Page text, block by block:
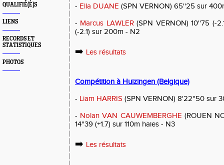
QUALIFIÉ(E)S
LIENS
RECORDS ET
STATISTIQUES
PHOTOS
- Ella DUANE (SPN VERNON) 65''25 sur
- Marcus LAWLER(SPN VERNON) 10''75 (-
(-2.1) sur 200m - N2
➡️ Les résultats
Compétition à Huizingen (Belgique)
- Liam HARRIS (SPN VERNON) 8'22''50 sur
- Nolan VAN CAUWEMBERGHE (ROUEN
14''39 (+1.7) sur 110m haies - N3
➡️ Les résultats